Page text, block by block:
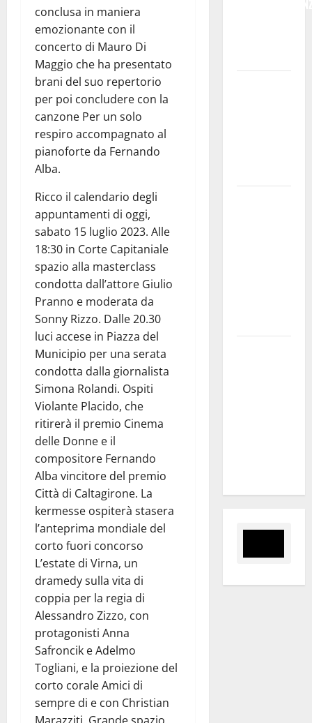
conclusa in maniera
emozionante con il
concerto di Mauro Di
Maggio che ha presentato
brani del suo repertorio
per poi concludere con la
canzone Per un solo
respiro accompagnato al
pianoforte da Fernando
Alba.
Ricco il calendario degli
appuntamenti di oggi,
sabato 15 luglio 2023. Alle
18:30 in Corte Capitaniale
spazio alla masterclass
condotta dall’attore Giulio
Pranno e moderata da
Sonny Rizzo. Dalle 20.30
luci accese in Piazza del
Municipio per una serata
condotta dalla giornalista
Simona Rolandi. Ospiti
Violante Placido, che
ritirerà il premio Cinema
delle Donne e il
compositore Fernando
Alba vincitore del premio
Città di Caltagirone. La
kermesse ospiterà stasera
l’anteprima mondiale del
corto fuori concorso
L’estate di Virna, un
dramedy sulla vita di
coppia per la regia di
Alessandro Zizzo, con
protagonisti Anna
Safroncik e Adelmo
Togliani, e la proiezione del
corto corale Amici di
sempre di e con Christian